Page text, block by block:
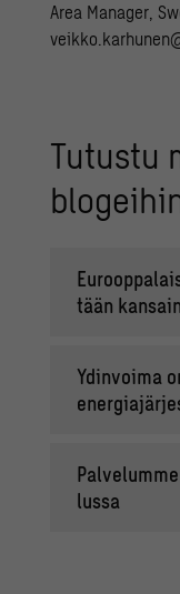
Area Manager,
Tu­tus­tu
tään
Ydin­voi­ma
lus­sa